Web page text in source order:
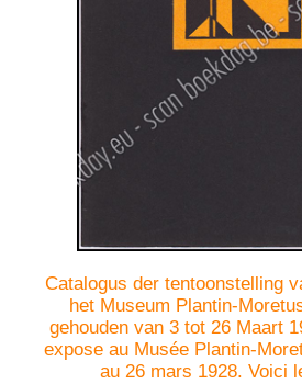
Catalogus der tentoonstelling
het Museum Plantin-
gehouden van 3 tot 26 Maart
expose au Musée Plantin-
au 26 mars 1928. Voici